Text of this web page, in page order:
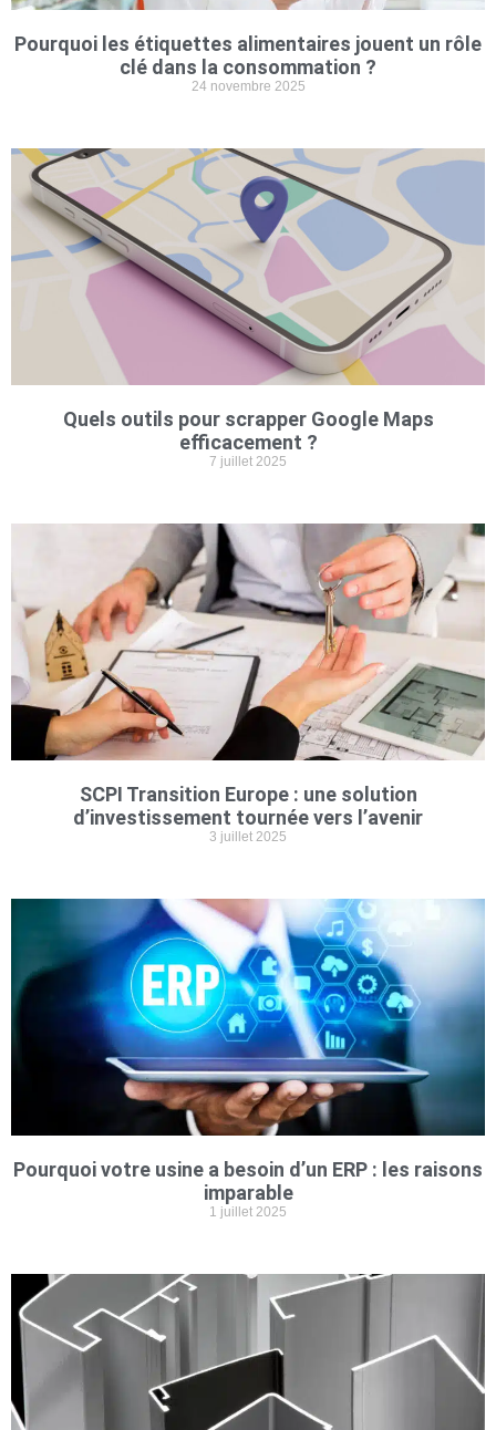
Pourquoi les étiquettes alimentaires jouent un rôle
clé dans la consommation ?
24 novembre 2025
Quels outils pour scrapper Google Maps
efficacement ?
7 juillet 2025
SCPI Transition Europe : une solution
d’investissement tournée vers l’avenir
3 juillet 2025
Pourquoi votre usine a besoin d’un ERP : les raisons
imparable
1 juillet 2025